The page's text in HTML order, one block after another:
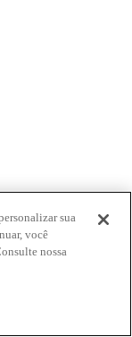
sua
você
nossa